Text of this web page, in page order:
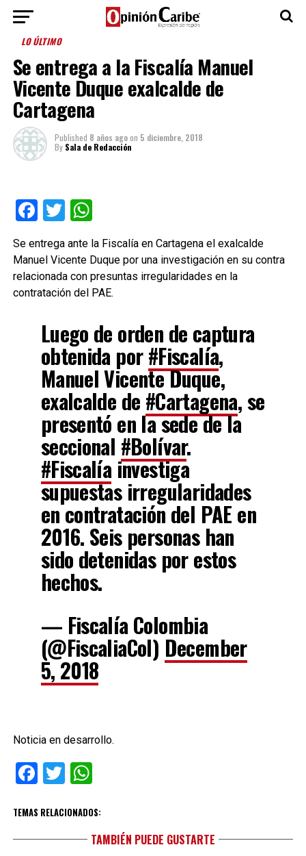
LO ÚLTIMO
Se entrega a la Fiscalía Manuel
Vicente Duque exalcalde de
Cartagena
Published 8 años agoon 5 diciembre, 2018
By Sala de Redacción
Facebook
TwitterWhatsApp
Se entrega ante la Fiscalía en Cartagena el exalcalde
Manuel Vicente Duque por una investigación en su contra
relacionada con presuntas irregularidades en la
contratación del PAE.
Luego de orden de captura
obtenida por#Fiscalía,
Manuel Vicente Duque,
exalcalde de #Cartagena, se
presentó en la sede de la
seccional #Bolívar.
#Fiscalíainvestiga
supuestas irregularidades
en contratación del PAE en
2016. Seis personas han
sido detenidas por estos
hechos.
— Fiscalía Colombia
(@FiscaliaCol) December
5, 2018
Noticia en desarrollo.
Facebook
TwitterWhatsApp
TEMAS RELACIONADOS:
TAMBIÉN PUEDE GUSTARTE